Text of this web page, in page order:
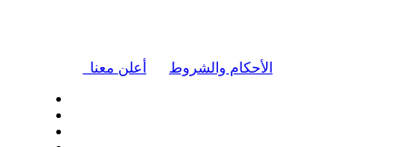
أعلن معنا الأحكام والشروط